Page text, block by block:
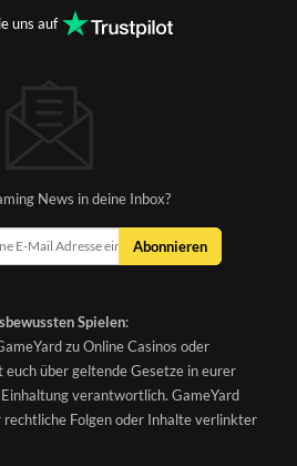
uns auf
News in deine Inbox?
Abonnieren
Spielen:
zu Online Casinos oder
über geltende Gesetze in eurer
verantwortlich. GameYard
Folgen oder Inhalte verlinkter